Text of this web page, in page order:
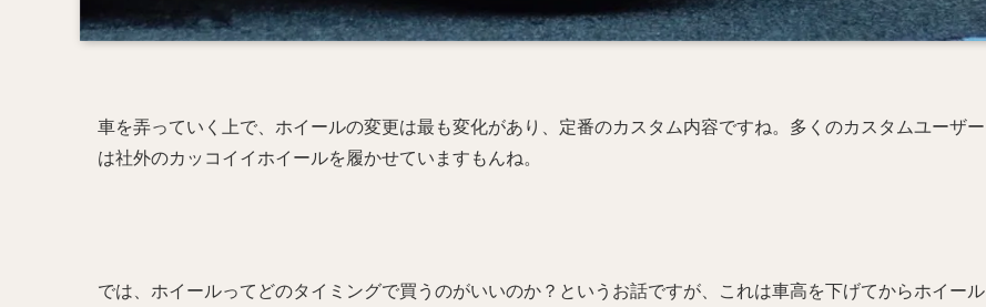
車を弄っていく上で、ホイールの変更は最も変化があり、定番のカスタム内容ですね。多くのカスタムユーザー
は社外のカッコイイホイールを履かせていますもんね。
では、ホイールってどのタイミングで買うのがいいのか？というお話ですが、これは車高を下げてからホイール